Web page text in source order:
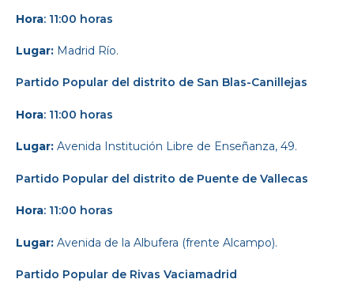
Hora: 11:00 horas
Lugar: Madrid Río.
Partido Popular del distrito de San Blas-Canillejas
Hora: 11:00 horas
Lugar: Avenida Institución Libre de Enseñanza, 49.
Partido Popular del distrito de Puente de Vallecas
Hora: 11:00 horas
Lugar: Avenida de la Albufera (frente Alcampo).
Partido Popular de Rivas Vaciamadrid